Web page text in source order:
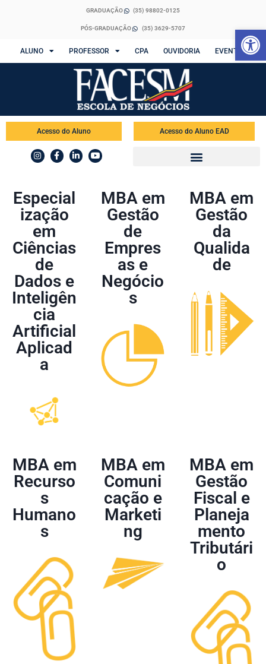
GRADUAÇÃO (35) 98802-0125
PÓS-GRADUAÇÃO (35) 3629-5707
ALUNO PROFESSOR CPA OUVIDORIA EVENTOS
Acesso do Aluno Acesso do Aluno EAD
Especial
ização
em
Ciências
de
Dados e
Inteligên
cia
Artificial
Aplicad
a
MBA em
Gestão
de
Empres
as e
Negócio
s
MBA em
Gestão
da
Qualida
de
MBA em
Recurso
s
Humano
s
MBA em
Comuni
cação e
Marketi
ng
MBA em
Gestão
Fiscal e
Planeja
mento
Tributári
o
Abrir